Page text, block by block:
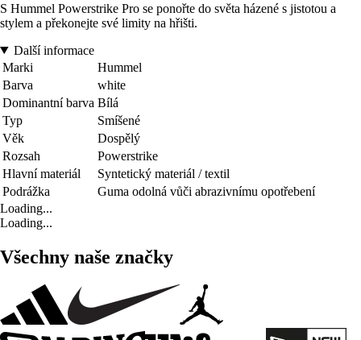
S Hummel Powerstrike Pro se ponořte do světa házené s jistotou a
stylem a překonejte své limity na hřišti.
Další informace
Marki
Hummel
Barva
white
Dominantní barva Bílá
Typ
Smíšené
Věk
Dospělý
Rozsah
Powerstrike
Hlavní materiál
Syntetický materiál / textil
Podrážka
Guma odolná vůči abrazivnímu opotřebení
Loading...
Loading...
Všechny naše značky